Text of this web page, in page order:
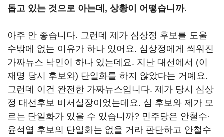
돕고 있는 것으로 아는데, 상황이 어떻습니까.
아주 안 좋습니다. 그런데 제가 심상정 후보를 도울
수밖에 없는 이유가 하나 있어요. 심상정에게 씌워진
가짜뉴스 낙인이 하나 있는데요. 지난 대선에서 (이
재명 당시 후보와) 단일화를 하지 않았다는 거예요.
그런데 이건 완전한 가짜뉴스입니다. 제가 당시 심상
정 대선후보 비서실장이었는데요. 심 후보와 제가 모
르는 단일화가 있을 수 있습니까? 민주당은 안철수·
윤석열 후보의 단일화는 없을 거라 판단하고 안철수